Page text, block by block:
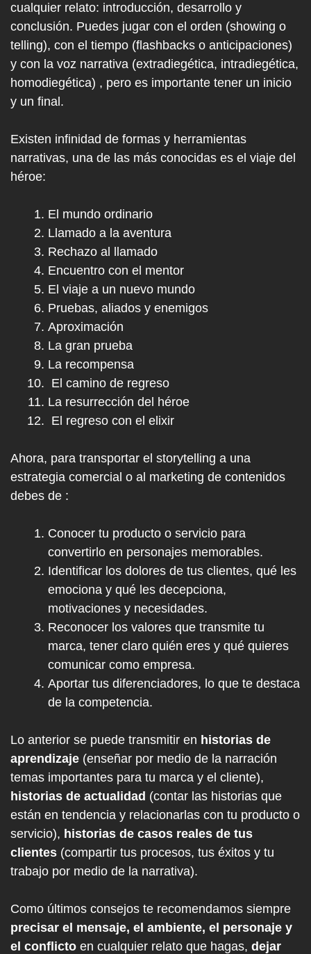
cualquier relato: introducción, desarrollo y
conclusión. Puedes jugar con el orden (showing o
telling), con el tiempo (flashbacks o anticipaciones)
y con la voz narrativa (extradiegética, intradiegética,
homodiegética) , pero es importante tener un inicio
y un final.
Existen infinidad de formas y herramientas
narrativas, una de las más conocidas es el viaje del
héroe:
El mundo ordinario
Llamado a la aventura
Rechazo al llamado
Encuentro con el mentor
El viaje a un nuevo mundo
Pruebas, aliados y enemigos
Aproximación
La gran prueba
La recompensa
El camino de regreso
La resurrección del héroe
El regreso con el elixir
Ahora, para transportar el storytelling a una
estrategia comercial o al marketing de contenidos
debes de :
Conocer tu producto o servicio para
convertirlo en personajes memorables.
Identificar los dolores de tus clientes, qué les
emociona y qué les decepciona,
motivaciones y necesidades.
Reconocer los valores que transmite tu
marca, tener claro quién eres y qué quieres
comunicar como empresa.
Aportar tus diferenciadores, lo que te destaca
de la competencia.
Lo anterior se puede transmitir en historias de
aprendizaje (enseñar por medio de la narración
temas importantes para tu marca y el cliente),
historias de actualidad (contar las historias que
están en tendencia y relacionarlas con tu producto o
servicio), historias de casos reales de tus
clientes (compartir tus procesos, tus éxitos y tu
trabajo por medio de la narrativa).
Como últimos consejos te recomendamos siempre
precisar el mensaje, el ambiente, el personaje y
el conflicto en cualquier relato que hagas, dejar